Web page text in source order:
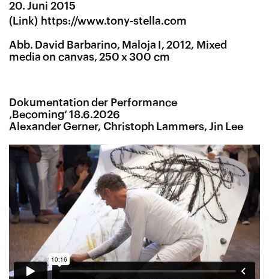
20. Juni 2015
https://​www​.tony​-stella​.com
Abb. David Barbarino, Maloja I, 2012, Mixed
media on canvas, 250 x 300 cm
Dokumentation der Performance
‚Becoming‘ 18.6.2026
Alexander Gerner, Christoph Lammers, Jin Lee